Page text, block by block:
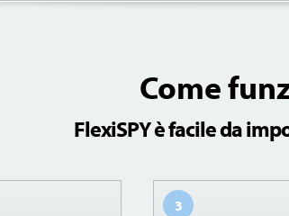
Come
FlexiSPY è facile da
3